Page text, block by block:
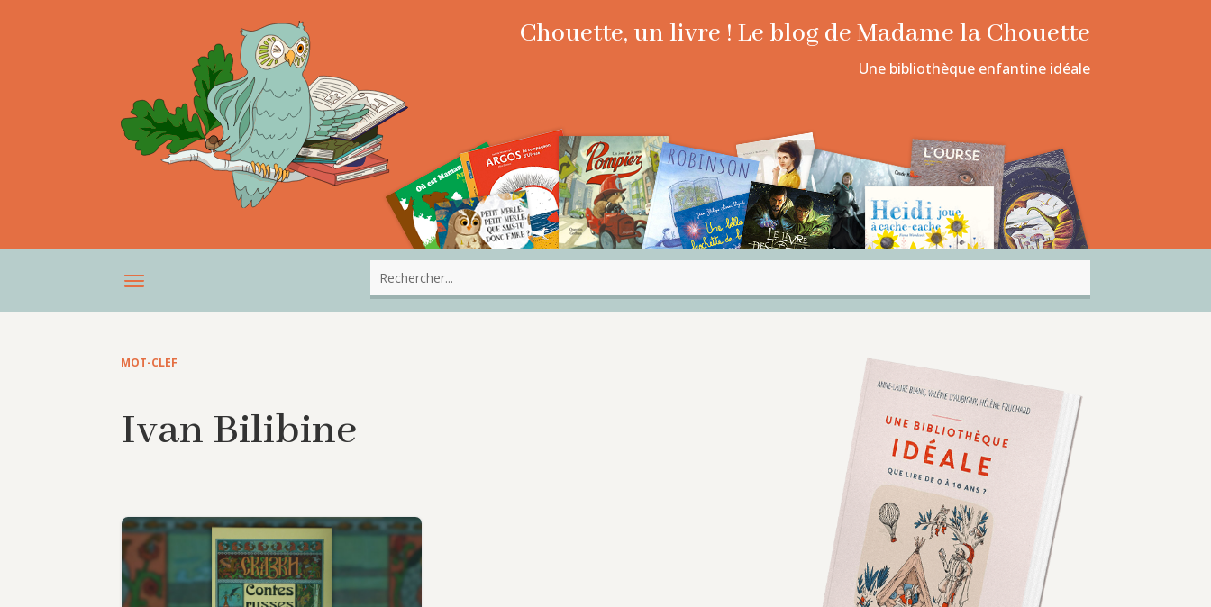
Chouette, un livre ! Le blog de Madame la Chouette
Une bibliothèque enfantine idéale
MOT-CLEF
Ivan Bilibine